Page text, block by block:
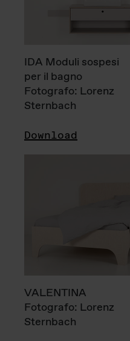
IDA Moduli sospesi
per il bagno
Fotografo: Lorenz
Sternbach
Download
VALENTINA
Fotografo: Lorenz
Sternbach